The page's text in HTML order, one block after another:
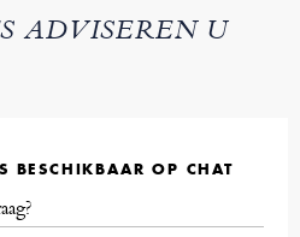
ADVISEREN U
BESCHIKBAAR OP CHAT